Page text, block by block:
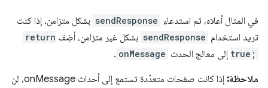
في المثال أعلاه، تم استدعاء sendResponse بشكل متزامن. إذا كنت
تريد استخدام sendResponse بشكل غير متزامن، أضِف return
true; إلى معالج الحدث onMessage
.
ملاحظة:
إذا كانت صفحات متعدّدة تستمع إلى أحداث onMessage، لن